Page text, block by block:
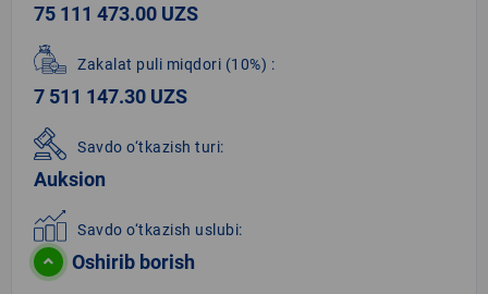
75 111 473.00 UZS
Zakalat puli miqdori (10%) :
7 511 147.30 UZS
Savdo o‘tkazish turi:
Auksion
Savdo o‘tkazish uslubi:
Oshirib borish